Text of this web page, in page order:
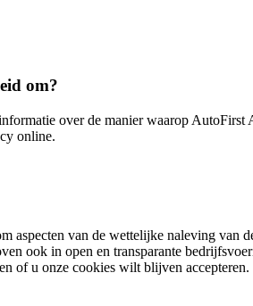
om?
over de manier waarop AutoFirst
online.
aspecten van de wettelijke naleving
ook in open en transparante
of u onze cookies wilt blijven